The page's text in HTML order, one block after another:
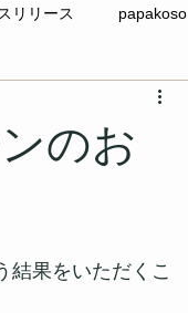
リリース papakoso
のお
結果をいただくこ